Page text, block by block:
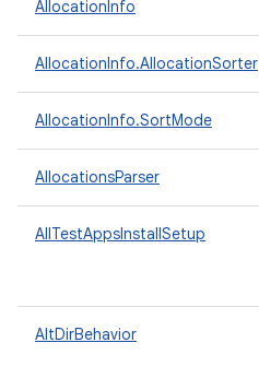
AllocationInfo
AllocationInfo.AllocationSorter
AllocationInfo.SortMode
AllocationsParser
AllTestAppsInstallSetup
AltDirBehavior